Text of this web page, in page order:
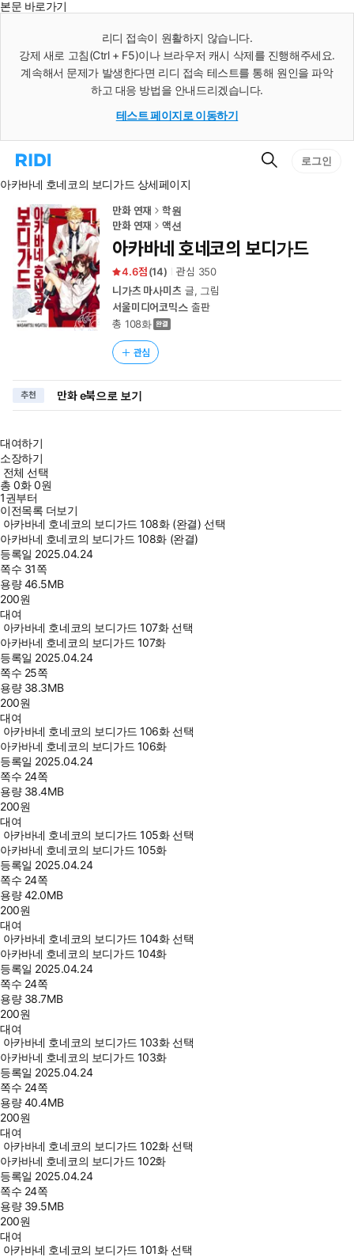
본문 바로가기
리디 접속이 원활하지 않습니다.
강제 새로 고침(Ctrl + F5)이나 브라우저 캐시 삭제를 진행해주세요.
계속해서 문제가 발생한다면 리디 접속 테스트를 통해 원인을 파악
하고 대응 방법을 안내드리겠습니다.
테스트 페이지로 이동하기
리
홈
로
이
동
검
로그인
아카바네 호네코의 보디가드 상세페이지
만화 연재
학원
만화 연재
액션
아카바네 호네코의 보디가드
4.6 (14) 관심 350
니가츠 마사미츠 글, 그림
서울미디어코믹스출판
총 108화
관심
추천 만화 e북으로 보기
대여하기
소장하기
전체 선택
총0화0원
1권부터
이전목록 더보기
아카바네 호네코의 보디가드 108화 (완결) 선택
아카바네 호네코의 보디가드 108화 (완결)
등록일 2025.04.24
쪽수 31쪽
용량46.5MB
200원
대여
아카바네 호네코의 보디가드 107화 선택
아카바네 호네코의 보디가드 107화
등록일 2025.04.24
쪽수 25쪽
용량 38.3MB
200원
대여
아카바네 호네코의 보디가드 106화 선택
아카바네 호네코의 보디가드 106화
등록일 2025.04.24
쪽수 24쪽
용량 38.4MB
200원
대여
아카바네 호네코의 보디가드 105화 선택
아카바네 호네코의 보디가드 105화
등록일 2025.04.24
쪽수 24쪽
용량42.0MB
200원
대여
아카바네 호네코의 보디가드 104화 선택
아카바네 호네코의 보디가드 104화
등록일 2025.04.24
쪽수 24쪽
용량 38.7MB
200원
대여
아카바네 호네코의 보디가드 103화 선택
아카바네 호네코의 보디가드 103화
등록일 2025.04.24
쪽수 24쪽
용량40.4MB
200원
대여
아카바네 호네코의 보디가드 102화 선택
아카바네 호네코의 보디가드 102화
등록일 2025.04.24
쪽수 24쪽
용량 39.5MB
200원
대여
아카바네 호네코의 보디가드 101화 선택